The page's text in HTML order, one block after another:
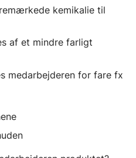
kemikalie til
af et mindre farligt
medarbejderen for fare fx